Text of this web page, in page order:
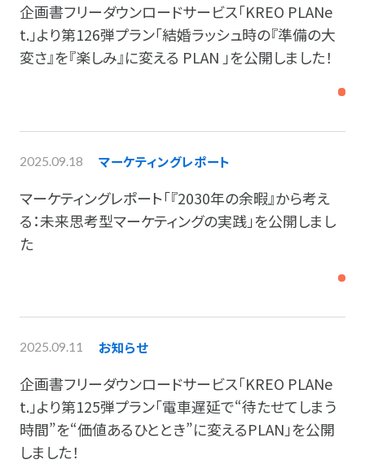
企画書フリーダウンロードサービス「KREO PLANe
t.」より第126弾プラン「結婚ラッシュ時の『準備の大
変さ』を『楽しみ』に変える PLAN 」を公開しました！
2025.09.18 マーケティングレポート
マーケティングレポート「『2030年の余暇』から考え
る：未来思考型マーケティングの実践」を公開しまし
た
2025.09.11 お知らせ
企画書フリーダウンロードサービス「KREO PLANe
t.」より第125弾プラン「電車遅延で“待たせてしまう
時間”を“価値あるひととき”に変えるPLAN」を公開
しました！